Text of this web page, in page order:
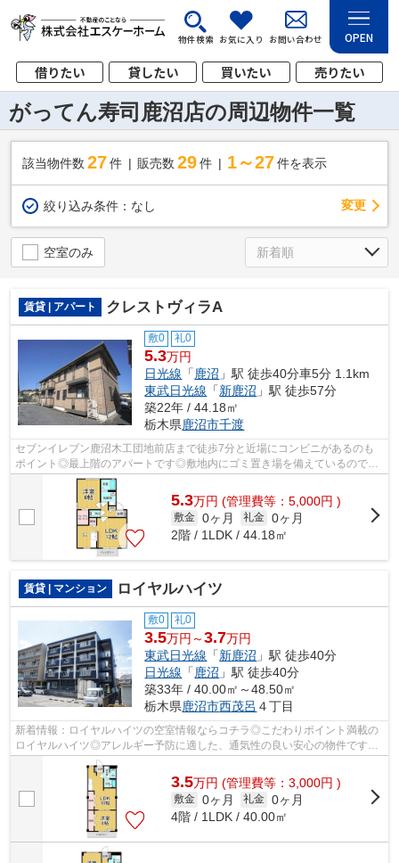
物件検索 お気に入り お問い合わせ OPEN
借りたい 貸したい 買いたい 売りたい
がってん寿司鹿沼店の周辺物件一覧
該当物件数 27件 販売数 29 件 1～27 件を表示
絞り込み条件： なし 変更
空室のみ
賃貸 | アパート クレストヴィラA
敷0 礼0
5.3万円
日光線 「 鹿沼 」駅 徒歩40分車5分 1.1km
東武日光線 「新鹿沼 」駅 徒歩57分
築22年 / 44.18㎡
栃木県鹿沼市千渡
セブンイレブン鹿沼木工団地前店まで徒歩7分と近場にコンビニがあるのも
ポイント◎最上階のアパートです◎敷地内にゴミ置き場を備えているので敷
地外に出る必要が無く、短時間でサッとゴ...
5.3万円 (管理費等：5,000円 )
敷金 0ヶ月 礼金 0ヶ月
2階 / 1LDK / 44.18㎡
賃貸 | マンション ロイヤルハイツ
敷0 礼0
3.5万円～3.7万円
東武日光線 「新鹿沼 」駅 徒歩40分
日光線 「 鹿沼 」駅 徒歩40分
築33年 / 40.00㎡～48.50㎡
栃木県鹿沼市西茂呂 ４丁目
新着情報：ロイヤルハイツの空室情報ならコチラ◎こだわりポイント満載の
ロイヤルハイツ◎アレルギー予防に適した、通気性の良い安心の物件です◎
健康な体は新鮮な空気を吸うところから◎...
3.5万円 (管理費等：3,000円 )
敷金 0ヶ月 礼金 0ヶ月
4階 / 1LDK / 40.00㎡